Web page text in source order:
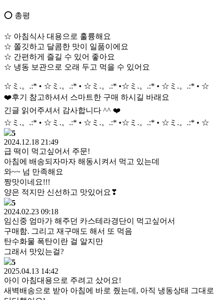
⭕️ 총평
☆ 아침식사 대용으로 훌륭해요
☆ 쫄깃하고 달콤한 맛이 일품이에요
☆ 간편하게 즐길 수 있어 좋아요
☆ 냉동 보관으로 오래 두고 먹을 수 있어요
☆ミ.。.:* • ☆ミ.。.:* • ☆ミ.。.:* •☆ミ.。.:* • ☆ミ.。.:* • ☆
❤️후기 참고하셔서 스마트한 구매 하시길 바래요
긴글 읽어주셔서 감사합니다 ^^ ❤️
☆ミ.。.:* • ☆ミ.。.:* • ☆ミ.。.:* •☆ミ.。.:* • ☆ミ.。.:* • ☆
5
2024.12.18 21:49
급 떡이 먹고싶어서 주문!
아침에 배송되자마자 해동시켜서 먹고 있는데
와~~ 넘 만족해요
짱맛이네요!!!
양은 적지만 신선하고 맛있어요❣
5
2024.02.23 09:18
임신중 엄마가 해주던 카스테라경단이 먹고싶어서
구매함. 그리고 재구매도 해서 또 먹음
탄수화물 폭탄이란 걸 알지만
그래서 맛있는걸?
5
2025.04.13 14:42
아이 아침대용으로 주려고 샀어요!
새벽배송으로 받아 아침에 바로 줬는데, 아직 냉동상태 그대로